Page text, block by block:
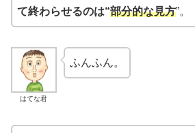
て終わらせるのは“部分的な見方”。
はてな君
ふんふん。